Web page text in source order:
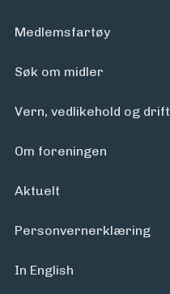
Medlemsfartøy
Søk om midler
Vern, vedlikehold og drift
Om foreningen
Aktuelt
Personvern­erklæring
In English